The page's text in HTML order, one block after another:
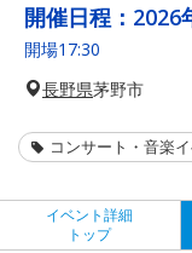
開催日程： 2026
開場17:30
長野県茅野市
コンサート・音楽
イベント詳細
トップ